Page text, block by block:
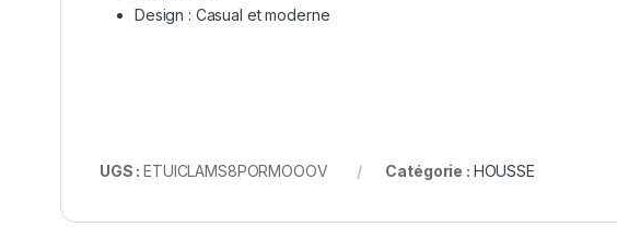
Design : Casual et moderne
UGS :ETUICLAMS8PORMOOOV Catégorie : HOUSSE